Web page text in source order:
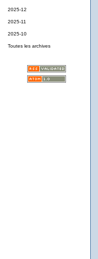
2025-12
2025-11
2025-10
Toutes les archives